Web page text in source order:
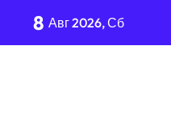
8 Авг 2026, Сб